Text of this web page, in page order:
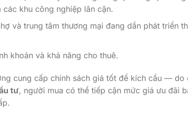
khu công nghiệp lân cận.
và trung tâm thương mại đang dần phát triển
khoản và khả năng cho thuê.
cung cấp chính sách giá tốt để kích cầu — do
tư, người mua có thể tiếp cận mức giá ưu đãi